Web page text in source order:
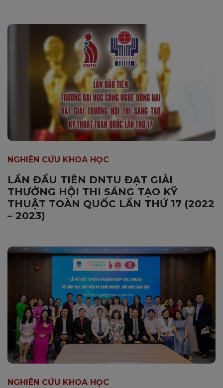
NGHIÊN CỨU KHOA HỌC
LẦN ĐẦU TIÊN DNTU ĐẠT GIẢI
THƯỞNG HỘI THI SÁNG TẠO KỸ
THUẬT TOÀN QUỐC LẦN THỨ 17 (2022
– 2023)
NGHIÊN CỨU KHOA HỌC